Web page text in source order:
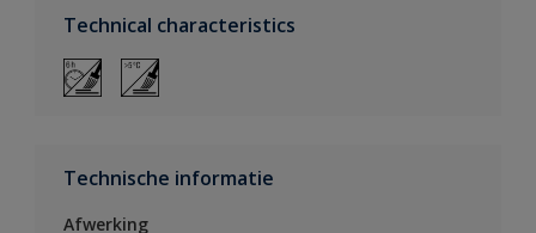
Technical characteristics
Technische informatie
Afwerking